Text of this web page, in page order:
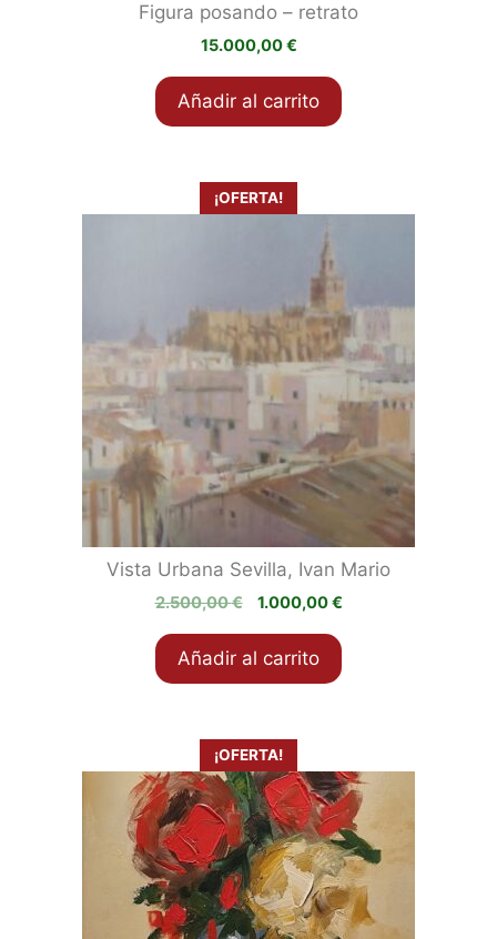
Figura posando – retrato
15.000,00€
Añadir al carrito
¡OFERTA!
Vista Urbana Sevilla, Ivan Mario
2.500,00€
El
original
era:
1.000,00€El
actual
es:
Añadir al carrito
¡OFERTA!